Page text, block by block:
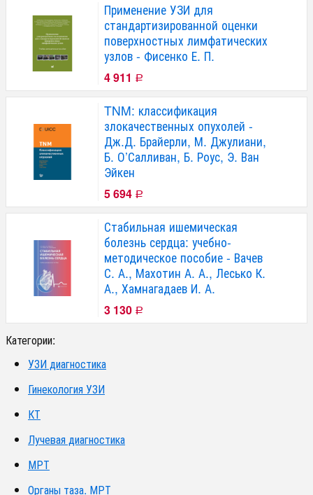
Применение УЗИ для
стандартизированной оценки
поверхностных лимфатических
узлов - Фисенко Е. П.
4 911 Р
TNM: классификация
злокачественных опухолей -
Дж.Д. Брайерли, М. Джулиани,
Б. О’Салливан, Б. Роус, Э. Ван
Эйкен
5 694 Р
Стабильная ишемическая
болезнь сердца: учебно-
методическое пособие - Вачев
С. А., Махотин А. А., Лесько К.
А., Хамнагадаев И. А.
3 130 Р
Категории:
УЗИ диагностика
Гинекология УЗИ
КТ
Лучевая диагностика
МРТ
Органы таза. МРТ